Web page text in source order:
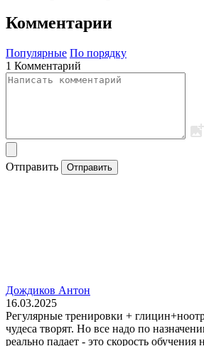
Комментарии
Популярные По порядку
1 Комментарий
Отправить Отправить
Дождиков Антон
16.03.2025
Регулярные тренировки +
чудеса творят. Но все надо по
реально падает - это скорость